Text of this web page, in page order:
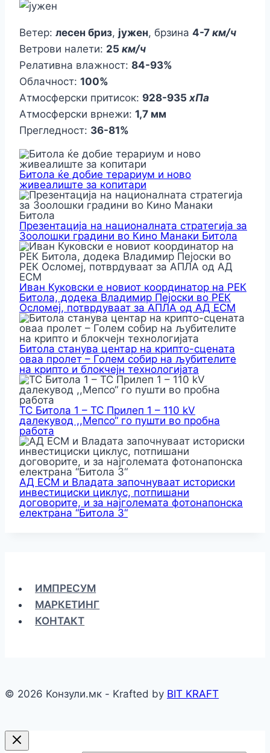
Ветер: лесен бриз, јужен, брзина 4-7 км/ч
Ветрови налети: 25 км/ч
Релативна влажност: 84-93%
Облачност: 100%
Атмосферски притисок: 928-935 хПа
Атмосферски врнежи: 1,7 мм
Прегледност: 36-81%
Битола ќе добие терариум и ново
живеалиште за копитари
Презентација на националната стратегија за
Зоолошки градини во Кино Манаки Битола
Иван Куковски е новиот координатор на РЕК
Битола, додека Владимир Пејоски во РЕК
Осломеј, потврдуваат за АПЛА од АД ЕСМ
Битола станува центар на крипто-сцената
оваа пролет – Голем собир на љубителите
на крипто и блокчејн технологијата
ТС Битола 1 – ТС Прилеп 1 – 110 kV
далекувод ,,Мепсо“ го пушти во пробна
работа
АД ЕСМ и Владата започнуваат историски
инвестициски циклус, потпишани
договорите, и за најголемата фотонапонска
електрана “Битола 3“
ИМПРЕСУМ
МАРКЕТИНГ
КОНТАКТ
© 2026 Конзули.мк - Krafted by BIT KRAFT